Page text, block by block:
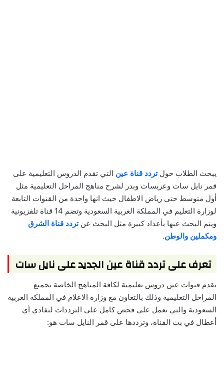
يبحث الطلاب حولتردد قناة عين التي تقدم الدروس التعليمية على
قمر نايل سات وعربسات وبدر لشرح مناهج المراحل التعليمية مثل
أول متوسط حتى رياض الاطفال حيث انها واحدة من القنوات التابعة
لوزارة التعليم في المملكة العربية السعودية وتضم 14 قناة تلفزيونية
ويتم البحث عنها بأعداد كبيرة مثل البحث عنتردد قناة الشرق
ومكملين والوطن.
تعرف على تردد قناة عين الجديد على نايل سات
تقدم قنوات عين دروس تعليمية لكافة المناهج الخاصة بجميع
المراحل التعليمية وذلك بالتعاون مع وزارة الاعلام في المملكة العربية
السعودية والتي تعمل على فحص كامل على الترددات لتفادي أي
أعطال في بث القناة، وترددها على قمر النايل سات هو: